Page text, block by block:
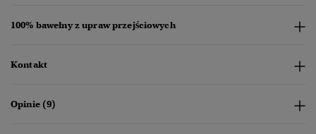
100% bawełny z upraw przejściowych
Kontakt
Opinie (9)